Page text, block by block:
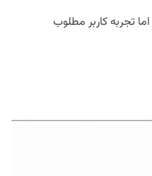
تجربه کاربر مطلوب